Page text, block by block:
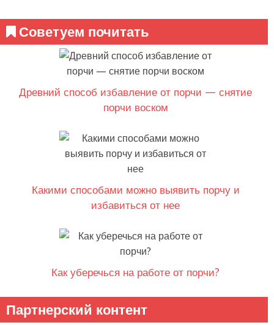
Советуем почитать
Древний способ избавление от порчи — снятие
порчи воском
Какими способами можно выявить порчу и
избавиться от нее
Как уберечься на работе от порчи?
Партнерский контент